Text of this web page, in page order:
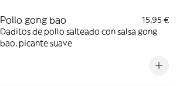
Pollo gong bao
15,95 €
Daditos de pollo salteado con salsa gong
bao, picante suave